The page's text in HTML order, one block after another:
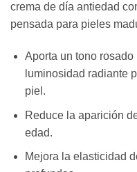
crema de día antiedad
pensada para pieles
Aporta un tono
luminosidad radiante
piel.
Reduce la aparición
edad.
Mejora la elasticidad